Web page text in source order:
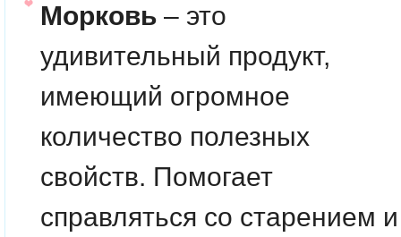
Морковь – это
удивительный продукт,
имеющий огромное
количество полезных
свойств. Помогает
справляться со старением и